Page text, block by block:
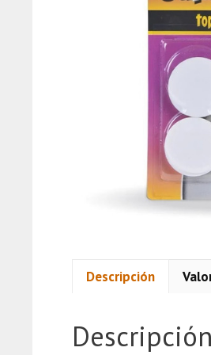
Descripción
Descripción